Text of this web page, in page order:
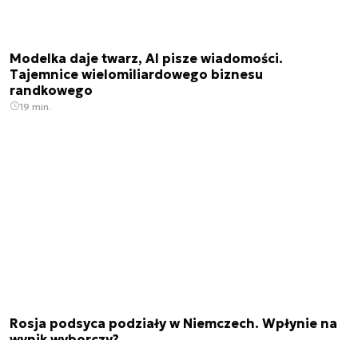
Modelka daje twarz, AI pisze wiadomości.
Tajemnice wielomiliardowego biznesu
randkowego
19 min.
Rosja podsyca podziały w Niemczech. Wpłynie na